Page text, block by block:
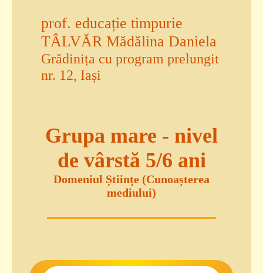
prof. educație timpurie
TÂLVĂR Mădălina Daniela
Grădinița cu program prelungit
nr. 12, Iași
Grupa mare - nivel
de vârstă 5/6 ani
Domeniul Științe (Cunoașterea
mediului)